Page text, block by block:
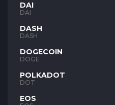
DAI
DAI
DASH
DASH
DOGECOIN
DOGE
POLKADOT
DOT
EOS